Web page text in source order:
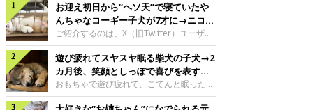
お迎え初日から“ヘソ天”で寝ていたや
んちゃなコーギー子犬が7才に→ニコニ
コ“コーギースマイル”が魅力のコに成
長！
ご紹介するのは、X（旧Twitter）ユーザー
＠Kus1oKg2vsgdWS2さんの愛犬でウェル
シュ・コーギー・ペンブロークの神楽ちゃ
ん。今年の8月で7才になるという神楽ちゃ
んですが、いったいどんな子犬時代を過ご
したのでしょうか。今回は、神楽ちゃんの
遊び疲れてスヤスヤ眠る柴犬の子犬→2
カ月後、笑顔としっぽで喜びを表すコ
に成長！
おもちゃで遊び疲れて、こてんと眠った子
犬。あれから2カ月、表情や行動にさまざ